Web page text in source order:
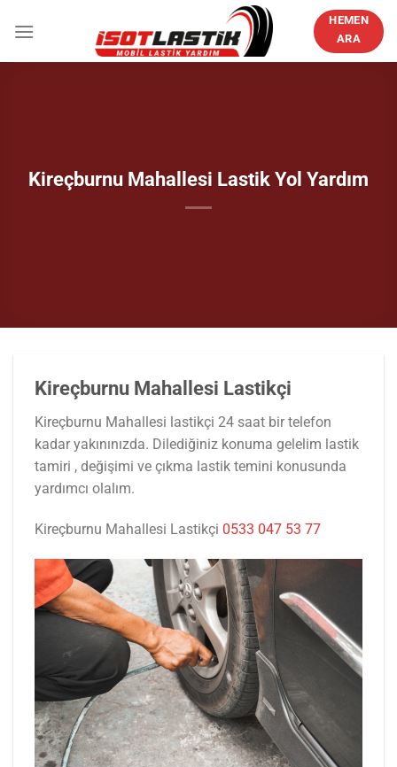
atla
HEMEN
ARA
Kireçburnu Mahallesi Lastik Yol Yardım
Kireçburnu Mahallesi Lastikçi
Kireçburnu Mahallesi lastikçi 24 saat bir telefon
kadar yakınınızda. Dilediğiniz konuma gelelim lastik
tamiri , değişimi ve çıkma lastik temini konusunda
yardımcı olalım.
Kireçburnu Mahallesi Lastikçi 0533 047 53 77